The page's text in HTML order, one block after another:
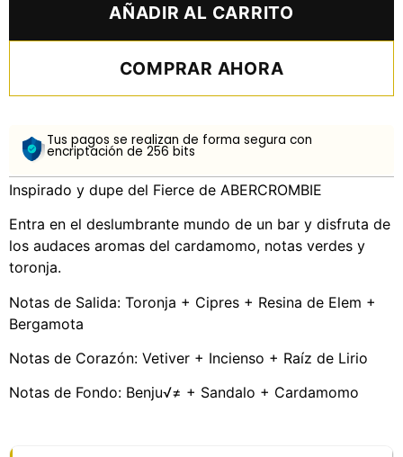
AÑADIR AL CARRITO
COMPRAR AHORA
Tus pagos se realizan de forma segura con
encriptación de 256 bits
Inspirado y dupe del Fierce de ABERCROMBIE
Entra en el deslumbrante mundo de un bar y disfruta de
los audaces aromas del cardamomo, notas verdes y
toronja.
Notas de Salida: Toronja + Cipres + Resina de Elem +
Bergamota
Notas de Corazón: Vetiver + Incienso + Raíz de Lirio
Notas de Fondo: Benju√≠ + Sandalo + Cardamomo